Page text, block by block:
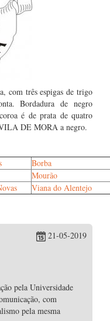
com três espigas de trigo
Bordadura de negro
é de prata de quatro
DE MORA a negro.
Borba
Mourão
Viana do Alentejo
21-05-2019
pela Universidade
com
pela mesma